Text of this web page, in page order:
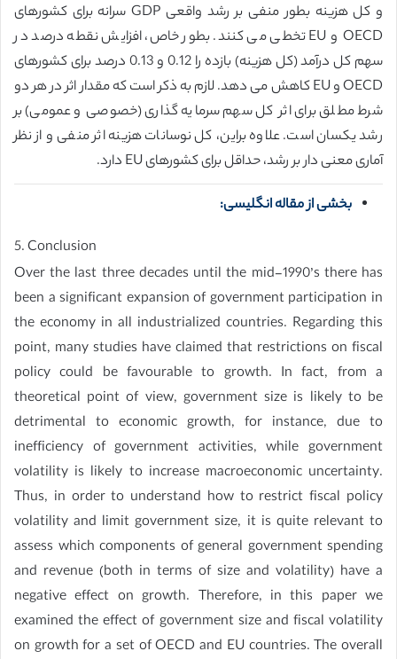
و کل هزینه بطور منفی بر رشد واقعی GDP سرانه برای کشورهای
OECD و EU تخطی می کنند. بطور خاص، افزایش نقطه درصد در
سهم کل درآمد (کل هزینه) بازده را 0.12 و 0.13 درصد برای کشورهای
OECD و EU کاهش می دهد. لازم به ذکر است که مقدار اثر در هر دو
شرط مطلق برای اثر کل سهم سرمایه گذاری (خصوصی و عمومی) بر
رشد یکسان است. علاوه براین، کل نوسانات هزینه اثر منفی و از نظر
آماری معنی دار بر رشد، حداقل برای کشورهای EU دارد.
بخشی از مقاله انگلیسی:
5. Conclusion
Over the last three decades until the mid-1990’s there has
been a significant expansion of government participation in
the economy in all industrialized countries. Regarding this
point, many studies have claimed that restrictions on fiscal
policy could be favourable to growth. In fact, from a
theoretical point of view, government size is likely to be
detrimental to economic growth, for instance, due to
inefficiency of government activities, while government
volatility is likely to increase macroeconomic uncertainty.
Thus, in order to understand how to restrict fiscal policy
volatility and limit government size, it is quite relevant to
assess which components of general government spending
and revenue (both in terms of size and volatility) have a
negative effect on growth. Therefore, in this paper we
examined the effect of government size and fiscal volatility
on growth for a set of OECD and EU countries. The overall